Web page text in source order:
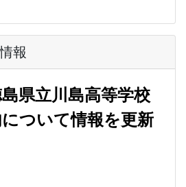
報
県立川島高等学校
ついて情報を更新